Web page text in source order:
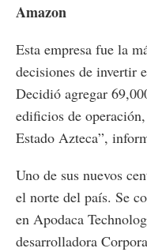
Amazon
Esta empresa fue la
decisiones de invertir
Decidió agregar
edificios de
Estado Azteca”,
Uno de sus nuevos
el norte del país. Se
en Apodaca
desarrolladora